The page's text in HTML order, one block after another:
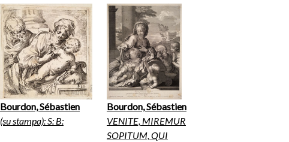
Bourdon, Sébastien
(su stampa): S: B:
Bourdon, Sébastien
VENITE, MIREMUR
SOPITUM, QUI